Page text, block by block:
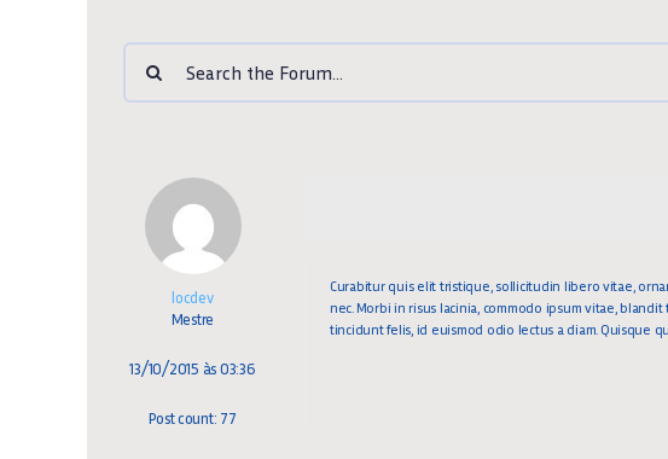
locdev
Mestre
13/10/2015 às 03:36
Post count: 77
Curabitur quis elit tristique, sollicitudin libero vitae,
nec. Morbi in risus lacinia, commodo ipsum vitae,
tincidunt felis, id euismod odio lectus a diam. Quisque